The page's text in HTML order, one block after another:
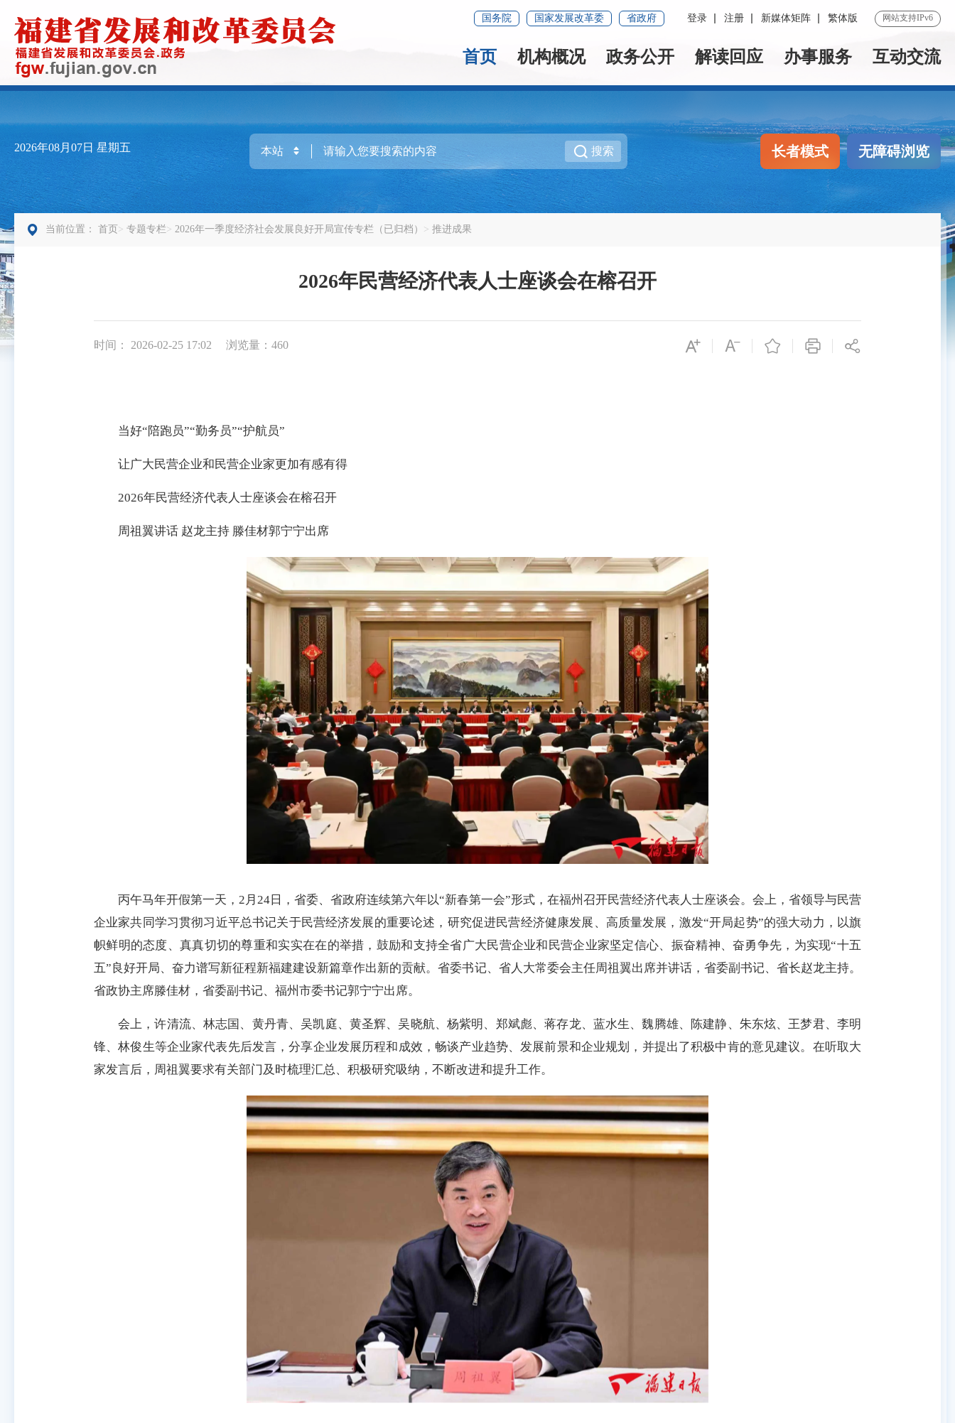
国务院 国家发展改革委 省政府 登录 注册 新媒体矩阵 繁体版 网站支持IPv6
首页 机构概况 政务公开 解读回应 办事服务 互动交流
2026年08月07日 星期五 搜索 长者模式 无障碍浏览
当前位置： 首页 专题专栏 2026年一季度经济社会发展良好开局宣传专栏（已归档） 推进成果
2026年民营经济代表人士座谈会在榕召开
时间： 2026-02-25 17:02 浏览量：460
当好“陪跑员”“勤务员”“护航员”
让广大民营企业和民营企业家更加有感有得
2026年民营经济代表人士座谈会在榕召开
周祖翼讲话 赵龙主持 滕佳材郭宁宁出席
丙午马年开假第一天，2月24日，省委、省政府连续第六年以“新春第一会”形式，在福州召开民营经济代表人士座谈会。会上，省领导与民营
企业家共同学习贯彻习近平总书记关于民营经济发展的重要论述，研究促进民营经济健康发展、高质量发展，激发“开局起势”的强大动力，以旗
帜鲜明的态度、真真切切的尊重和实实在在的举措，鼓励和支持全省广大民营企业和民营企业家坚定信心、振奋精神、奋勇争先，为实现“十五
五”良好开局、奋力谱写新征程新福建建设新篇章作出新的贡献。省委书记、省人大常委会主任周祖翼出席并讲话，省委副书记、省长赵龙主持。
省政协主席滕佳材，省委副书记、福州市委书记郭宁宁出席。
会上，许清流、林志国、黄丹青、吴凯庭、黄圣辉、吴晓航、杨紫明、郑斌彪、蒋存龙、蓝水生、魏腾雄、陈建静、朱东炫、王梦君、李明
锋、林俊生等企业家代表先后发言，分享企业发展历程和成效，畅谈产业趋势、发展前景和企业规划，并提出了积极中肯的意见建议。在听取大
家发言后，周祖翼要求有关部门及时梳理汇总、积极研究吸纳，不断改进和提升工作。